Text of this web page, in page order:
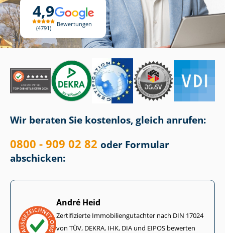
4,9
4791
Bewertungen
Wir beraten Sie kostenlos, gleich anrufen:
0800 - 909 02 82 oder Formular
abschicken:
André Heid
Zertifizierte Im­mo­bi­li­en­gut­ach­ter nach DIN 17024
von TÜV, DEKRA, IHK, DIA und EIPOS bewerten